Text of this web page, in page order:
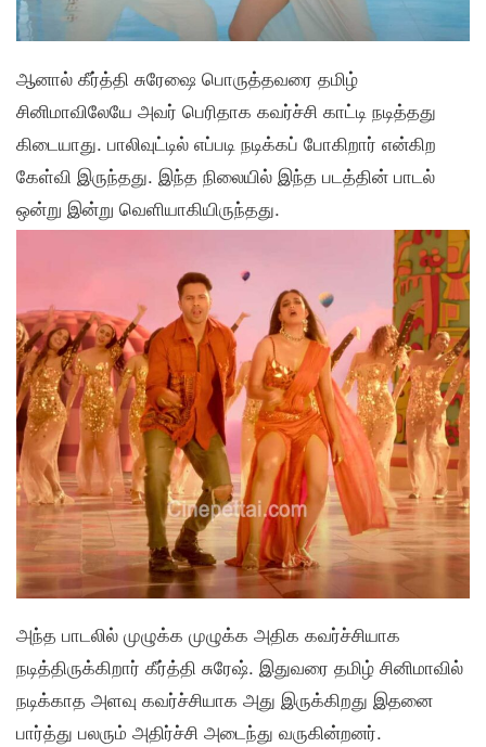
ஆனால் கீர்த்தி சுரேஷை பொருத்தவரை தமிழ்
சினிமாவிலேயே அவர் பெரிதாக கவர்ச்சி காட்டி நடித்தது
கிடையாது. பாலிவுட்டில் எப்படி நடிக்கப் போகிறார் என்கிற
கேள்வி இருந்தது. இந்த நிலையில் இந்த படத்தின் பாடல்
ஒன்று இன்று வெளியாகியிருந்தது.
அந்த பாடலில் முழுக்க முழுக்க அதிக கவர்ச்சியாக
நடித்திருக்கிறார் கீர்த்தி சுரேஷ். இதுவரை தமிழ் சினிமாவில்
நடிக்காத அளவு கவர்ச்சியாக அது இருக்கிறது இதனை
பார்த்து பலரும் அதிர்ச்சி அடைந்து வருகின்றனர்.